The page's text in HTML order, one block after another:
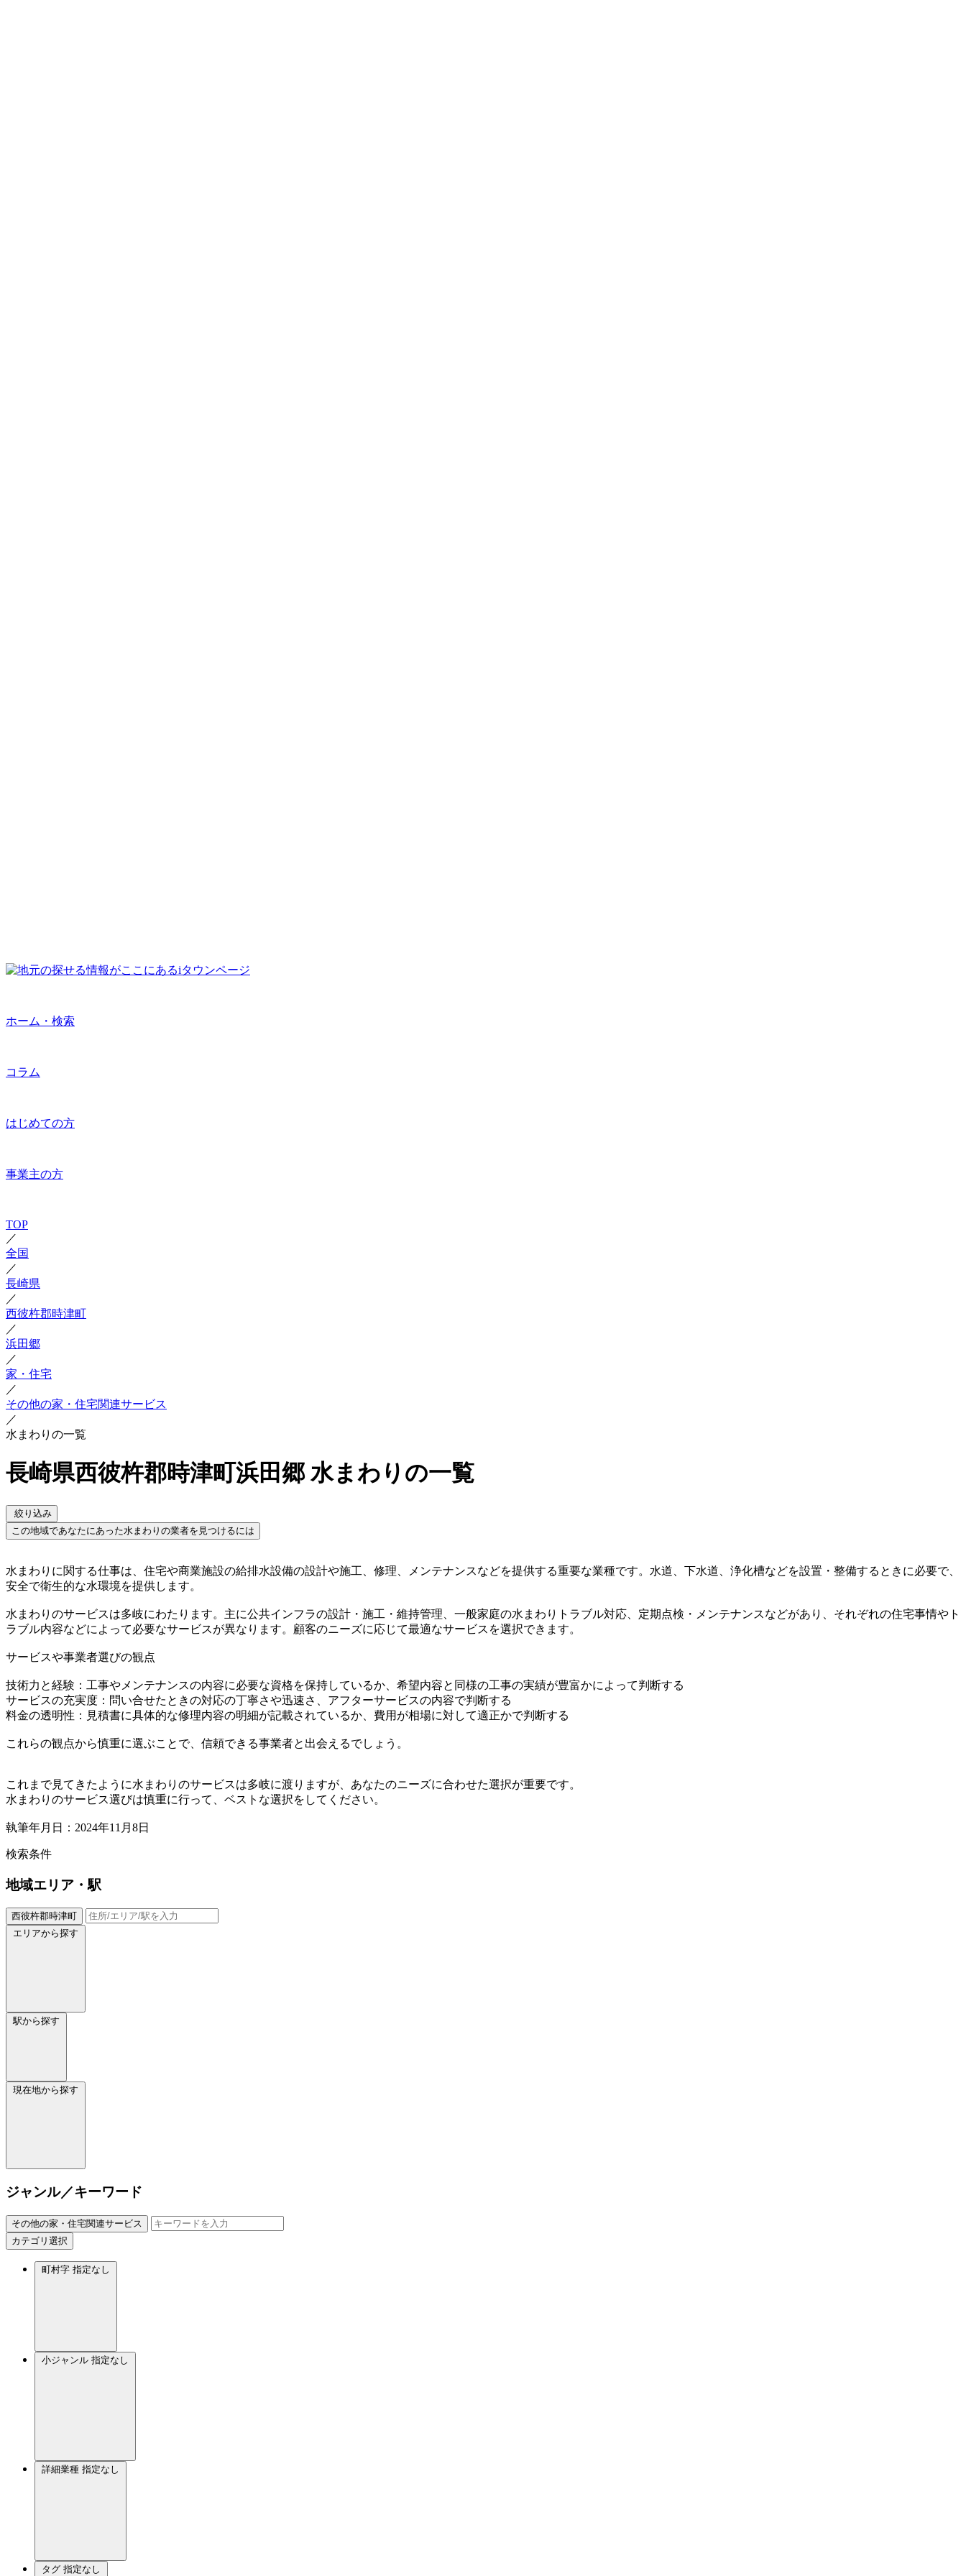
ホーム・検索
コラム
はじめての方
事業主の方
TOP
／
全国
／
長崎県
／
西彼杵郡時津町
／
浜田郷
／
家・住宅
／
その他の家・住宅関連サービス
／
水まわりの一覧
長崎県西彼杵郡時津町浜田郷 水まわりの一覧
絞り込み
この地域であなたにあった水まわりの業者を見つけるには
水まわりに関する仕事は、住宅や商業施設の給排水設備の設計や施工、修理、メンテナンスなどを提供する重要な業種です。水道、下水道、浄化槽などを設置・整備するときに必要で、
安全で衛生的な水環境を提供します。
水まわりのサービスは多岐にわたります。主に公共インフラの設計・施工・維持管理、一般家庭の水まわりトラブル対応、定期点検・メンテナンスなどがあり、それぞれの住宅事情やト
ラブル内容などによって必要なサービスが異なります。顧客のニーズに応じて最適なサービスを選択できます。
サービスや事業者選びの観点
技術力と経験：工事やメンテナンスの内容に必要な資格を保持しているか、希望内容と同様の工事の実績が豊富かによって判断する
サービスの充実度：問い合せたときの対応の丁寧さや迅速さ、アフターサービスの内容で判断する
料金の透明性：見積書に具体的な修理内容の明細が記載されているか、費用が相場に対して適正かで判断する
これらの観点から慎重に選ぶことで、信頼できる事業者と出会えるでしょう。
これまで見てきたように水まわりのサービスは多岐に渡りますが、あなたのニーズに合わせた選択が重要です。
水まわりのサービス選びは慎重に行って、ベストな選択をしてください。
執筆年月日：2024年11月8日
検索条件
地域エリア・駅
西彼杵郡時津町
エリアから探す
駅から探す
現在地から探す
ジャンル／キーワード
その他の家・住宅関連サービス
カテゴリ選択
町村字 指定なし
小ジャンル 指定なし
詳細業種 指定なし
タグ 指定なし